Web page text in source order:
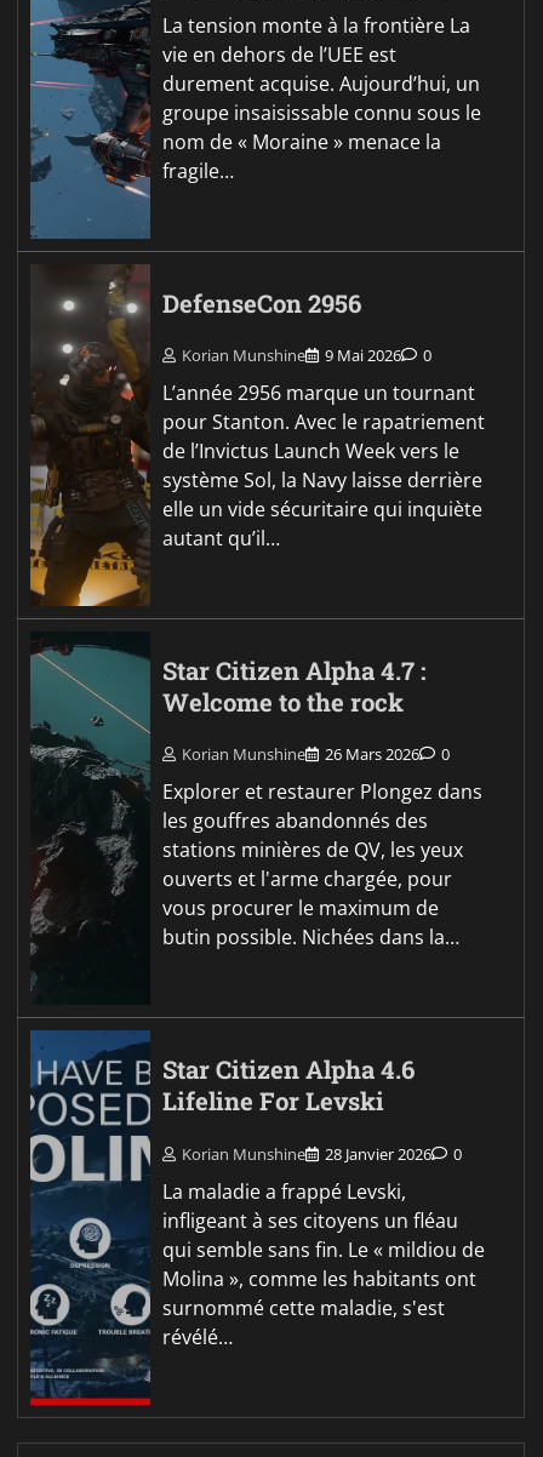
La tension monte à la frontière La
vie en dehors de l’UEE est
durement acquise. Aujourd’hui, un
groupe insaisissable connu sous le
nom de « Moraine » menace la
fragile…
DefenseCon 2956
Korian Munshine 9 Mai 2026 0
L’année 2956 marque un tournant
pour Stanton. Avec le rapatriement
de l’Invictus Launch Week vers le
système Sol, la Navy laisse derrière
elle un vide sécuritaire qui inquiète
autant qu’il…
Star Citizen Alpha 4.7 :
Welcome to the rock
Korian Munshine 26 Mars 2026 0
Explorer et restaurer Plongez dans
les gouffres abandonnés des
stations minières de QV, les yeux
ouverts et l'arme chargée, pour
vous procurer le maximum de
butin possible. Nichées dans la…
Star Citizen Alpha 4.6
Lifeline For Levski
Korian Munshine 28 Janvier 2026 0
La maladie a frappé Levski,
infligeant à ses citoyens un fléau
qui semble sans fin. Le « mildiou de
Molina », comme les habitants ont
surnommé cette maladie, s'est
révélé…